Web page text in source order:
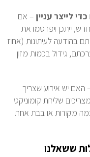
עניין– אם
ויפרסמו את
לעיתונות (אחוז
בכמות מזון
יש אירוע שצריך
שליחת קומוניקט
או בבת אחת
ששאלנו